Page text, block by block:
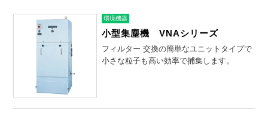
環境機器
小型集塵機 VNAシリーズ
フィルター 交換の簡単なユニットタイプで
小さな粒子も高い効率で捕集します。